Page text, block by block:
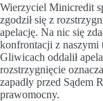
Wierzyciel Minicredit
zgodził się z
apelację. Na nic się
konfrontacji z
Gliwicach oddalił
rozstrzygnięcie
zapadły przed
prawomocny.